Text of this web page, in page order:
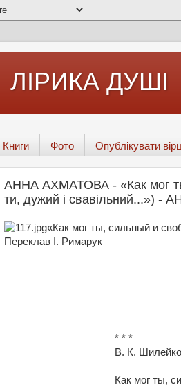
ЛІРИКА ДУШІ
Книги Фото Опублікувати
АННА АХМАТОВА - «Как мог
ти, дужий і свавільний...»)
«Как мог ты, сильный и
Переклав І. Римарук
* * *
В. К. Шилейко
Как мог ты,